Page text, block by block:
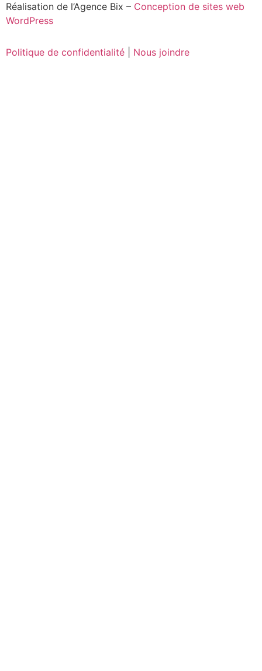
Réalisation de l’Agence Bix – Conception de sites web
WordPress
Politique de confidentialité Nous joindre